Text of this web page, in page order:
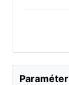
Paraméter